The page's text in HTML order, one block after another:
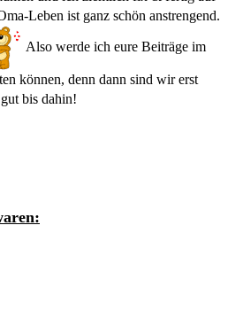
Leben ist ganz schön anstrengend.
Also werde ich eure Beiträge im
können, denn dann sind wir erst
bis dahin!